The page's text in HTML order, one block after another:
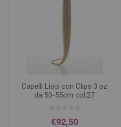
Capelli Lisci con Clips 3 pz
da 50-55cm col.27
€92,50